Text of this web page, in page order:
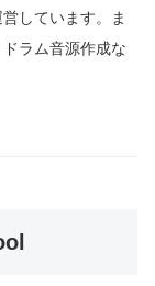
しています。
ま
ラム音源作成な